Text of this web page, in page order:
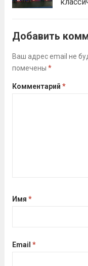
Добавить
Ваш адрес email не
помечены *
Комментарий *
Имя *
Email *